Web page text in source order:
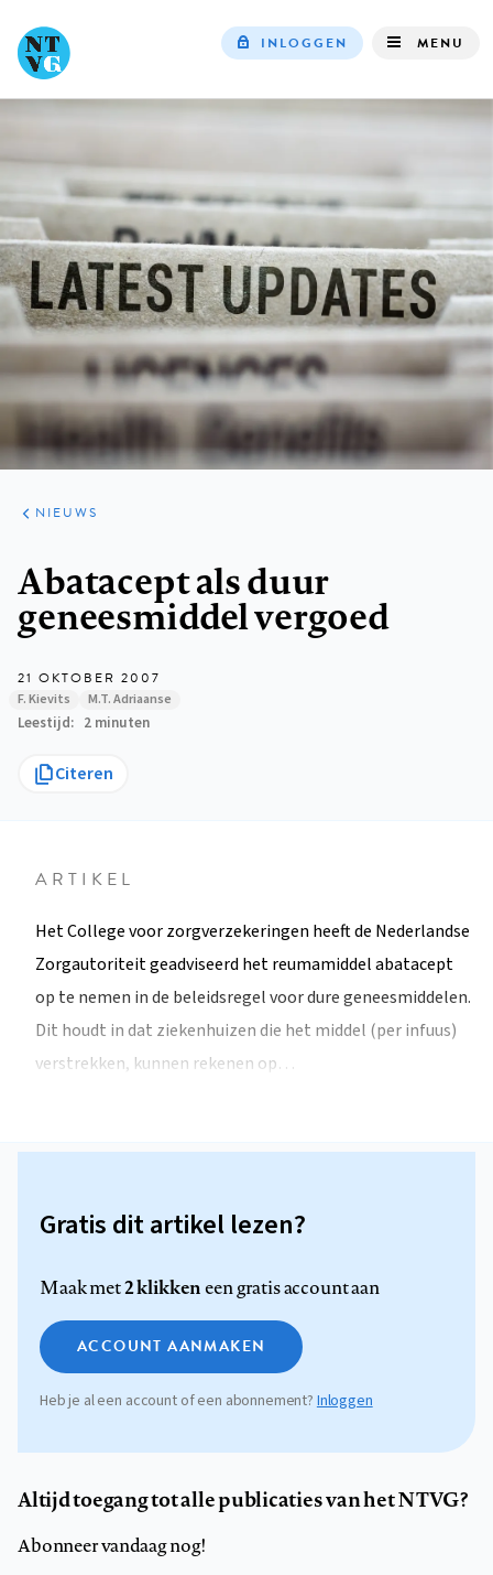
navigation
INLOGGEN MENU
ARTIKELEN
HET
KORT
NIEUWS
Abatacept als duur
geneesmiddel vergoed
21 OKTOBER 2007
F. Kievits M.T. Adriaanse
Leestijd 2 minuten
Citeren
ARTIKEL
Het College voor zorgverzekeringen heeft de Nederlandse
Zorgautoriteit geadviseerd het reumamiddel abatacept
op te nemen in de beleidsregel voor dure geneesmiddelen.
Dit houdt in dat ziekenhuizen die het middel (per infuus)
verstrekken, kunnen rekenen op…
Gratis dit artikel lezen?
Maak met2 klikkeneen gratis account aan
ACCOUNT AANMAKEN
Heb je al een account of een abonnement? Inloggen
Altijd toegang tot alle publicaties van het NTVG?
Abonneer vandaag nog!